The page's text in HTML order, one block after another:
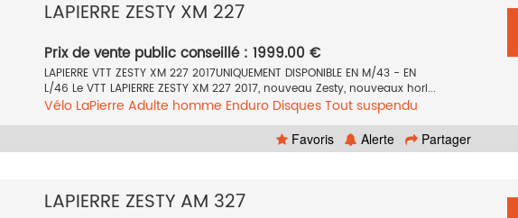
LAPIERRE ZESTY XM 227
Prix de vente public conseillé : 1999.00 €
LAPIERRE VTT ZESTY XM 227 2017UNIQUEMENT DISPONIBLE EN M/43 - EN
L/46 Le VTT LAPIERRE ZESTY XM 227 2017, nouveau Zesty, nouveaux hori...
Vélo LaPierre Adulte homme Enduro DisquesTout suspendu
27.5 poucesVert2017
Favoris Alerte Partager
LAPIERRE ZESTY AM 327